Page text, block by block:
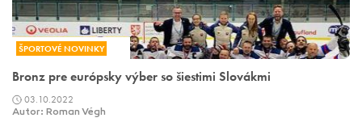
ŠPORTOVÉ NOVINKY
Bronz pre európsky výber so šiestimi Slovákmi
03.10.2022
Autor: Roman Végh